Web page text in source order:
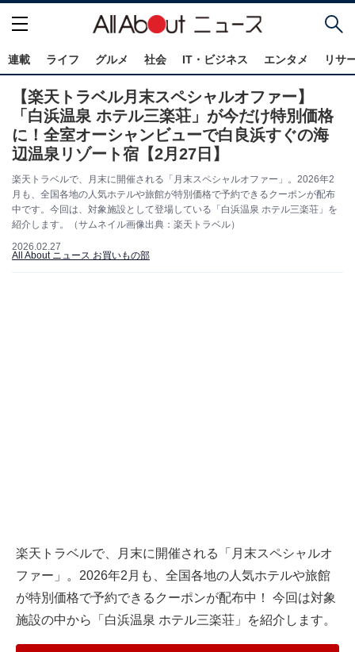
連載 ライフ グルメ 社会 IT・ビジネス エンタメ リサ
【楽天トラベル月末スペシャルオファー】
「白浜温泉 ホテル三楽荘」が今だけ特別価格
に！全室オーシャンビューで白良浜すぐの海
辺温泉リゾート宿【2月27日】
楽天トラベルで、月末に開催される「月末スペシャルオファー」。2026年2
月も、全国各地の人気ホテルや旅館が特別価格で予約できるクーポンが配布
中です。今回は、対象施設として登場している「白浜温泉 ホテル三楽荘」を
紹介します。（サムネイル画像出典：楽天トラベル）
2026.02.27
All About ニュース お買いもの部
楽天トラベルで、月末に開催される「月末スペシャルオ
ファー」。2026年2月も、全国各地の人気ホテルや旅館
が特別価格で予約できるクーポンが配布中！ 今回は対象
施設の中から「白浜温泉 ホテル三楽荘」を紹介します。